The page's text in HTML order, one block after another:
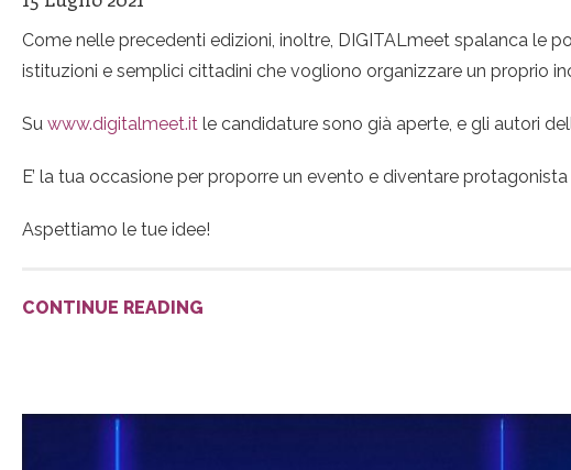
Come nelle precedenti edizioni, inoltre, DIGITALmeet spalanca le
istituzioni e semplici cittadini che vogliono organizzare un proprio
Su www.digitalmeet.it le candidature sono già aperte, e gli autori
E’ la tua occasione per proporre un evento e diventare
Aspettiamo le tue idee!
CONTINUE READING